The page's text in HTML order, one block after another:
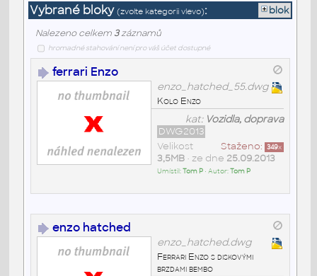
Vybrané bloky (zvolte kategorii vlevo): blok
Nalezeno celkem 3záznamů
hromadné stahování není pro váš účet dostupné
ferrari Enzo
enzo_hatched_55.dwg
Kolo Enzo
kat: Vozidla, doprava
DWG2013
Staženo: 349x
Velikost
3,5MB• ze dne 25.09.2013
Umístil:Tom P• Autor:Tom P
enzo hatched
enzo_hatched.dwg
Ferrari Enzo s diskovými
brzdami bembo